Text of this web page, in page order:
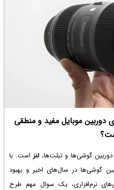
دوربین موبایل مفید و منطقی
گوشی‌ها و تبلت‌ها،لنز است. با
گوشی‌ها در سال‌های اخیر و بهبود
نرم‌افزاری، یک سوال مهم طرح